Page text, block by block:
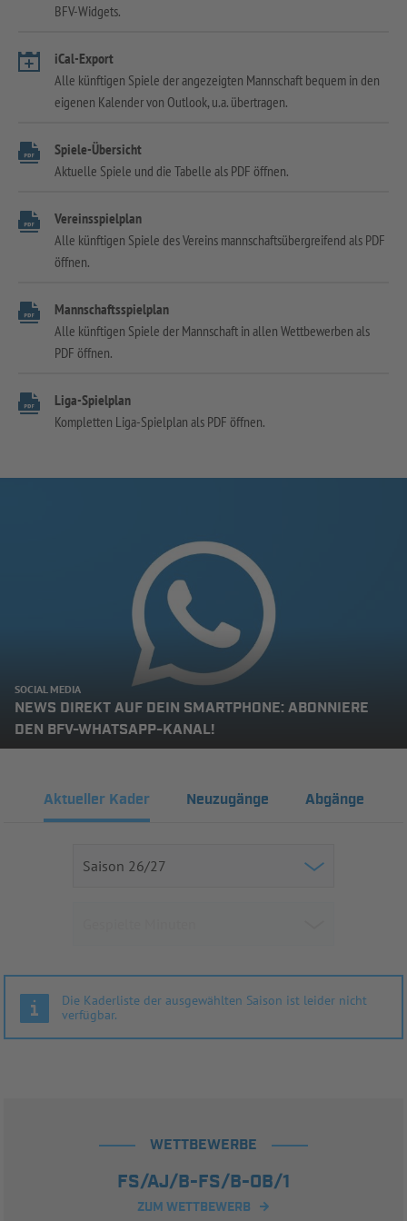
BFV-Widgets.
iCal-Export
Alle künftigen Spiele der angezeigten Mannschaft bequem in den
eigenen Kalender von Outlook, u.a. übertragen.
Spiele-Übersicht
Aktuelle Spiele und die Tabelle als PDF öffnen.
Vereinsspielplan
Alle künftigen Spiele des Vereins mannschaftsübergreifend als PDF
öffnen.
Mannschaftsspielplan
Alle künftigen Spiele der Mannschaft in allen Wettbewerben als
PDF öffnen.
Liga-Spielplan
Kompletten Liga-Spielplan als PDF öffnen.
SOCIAL MEDIA
NEWS DIREKT AUF DEIN SMARTPHONE: ABONNIERE
DEN BFV-WHATSAPP-KANAL!
Aktueller Kader Neuzugänge Abgänge
Die Kaderliste der ausgewählten Saison ist leider nicht
verfügbar.
WETTBEWERBE
FS/AJ/B-FS/B-OB/1
ZUM WETTBEWERB